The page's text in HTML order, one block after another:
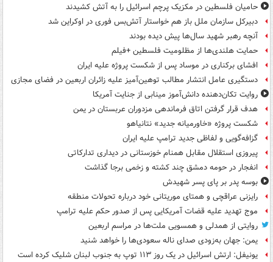
حامیان فلسطین در مکزیک پرچم اسرائیل را به آتش کشیدند
دبیرکل سازمان ملل باز هم خواستار آتش‌بس فوری در اوکراین شد
آنچه رهبر شهید سال‌ها پیش دیده بودند
حمایت هلندی‌ها از مظلومیت فلسطین +فیلم
افشای برکناری در موساد پس از شکست پروژه علیه ایران
دستگیری عامل انتشار مطالب توهین‌آمیز علیه زائران اربعین در فضای مجازی
روایت تکان‌دهنده دانش‌آموز مینابی از جنایت آمریکا
هدف قرار گرفتن اتاق‌ فرماندهی مزدوران عربستان در یمن
شکست پروژه «خاورمیانه جدید» نتانیاهو
گزافه‌گویی و لفاظی جدید ترامپ علیه ایران
پیروزی استقلال مقابل همنام خوزستانی در دیداری تدارکاتی
انفجار در حومه دمشق چند کشته و زخمی برجا گذاشت
بوسه‌ پدر بر پای پسر شهیدش
رایزنی عراقچی و همتای موریتانی خود درباره تحولات منطقه
موج تهدید علیه قضات آمریکایی پس از صدور حکم علیه ترامپ
روایتی از همدلی و همسویی ملت‌ها در مراسم اربعین
یمن: جهان به‌زودی صدای ناله سعودی‌ها را خواهد شنید
یونیفل: ارتش اسرائیل در یک روز ۱۱۳ توپ به جنوب لبنان شلیک کرده است